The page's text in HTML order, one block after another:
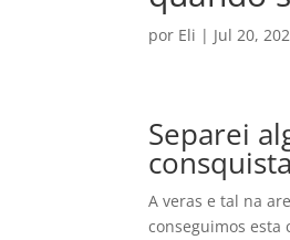
por Eli | Jul 20,
Separei
A veras e tal na
conseguimos esta